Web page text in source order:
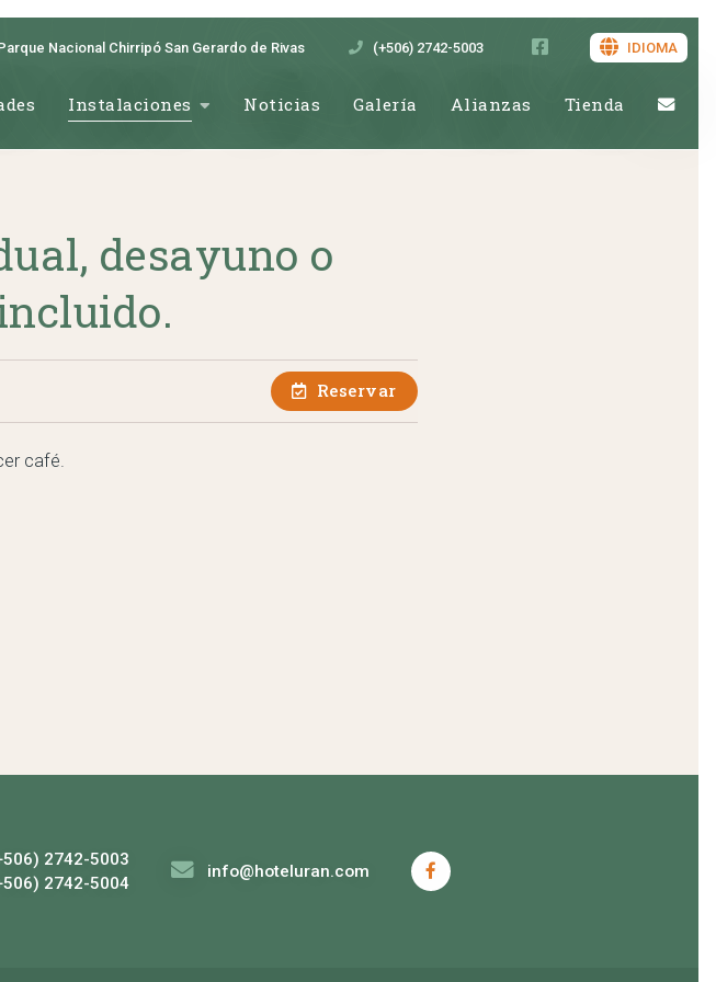
Instalaciones Noticias Galería Alianzas Tienda
Nacional Chirripó San Gerardo de Rivas (+506) 2742-5003 IDIOMA
desayuno o
Reservar
café.
2742-5003
2742-5004
info@hoteluran.com